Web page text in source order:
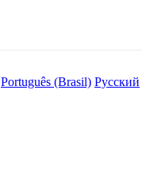
Português (Brasil) Русский